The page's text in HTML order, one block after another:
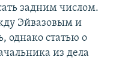
задним числом.
Эйвазовым и
однако статью о
из дела